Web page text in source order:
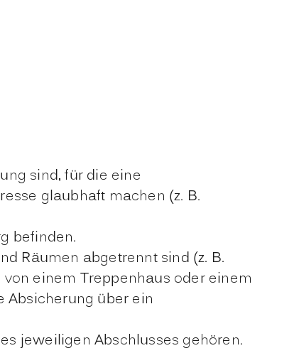
sind, für die eine
glaubhaft machen (z. B.
befinden.
Räumen abgetrennt sind (z. B.
einem Treppenhaus oder einem
Absicherung über ein
jeweiligen Abschlusses gehören.